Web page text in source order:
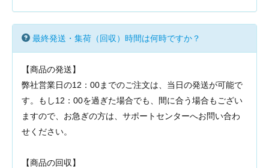
最終発送・集荷（回収）時間は何時ですか？
【商品の発送】
弊社営業日の12：00までのご注文は、当日の発送が可能で
す。もし12：00を過ぎた場合でも、間に合う場合もござい
ますので、お急ぎの方は、サポートセンターへお問い合わ
せください。
【商品の回収】